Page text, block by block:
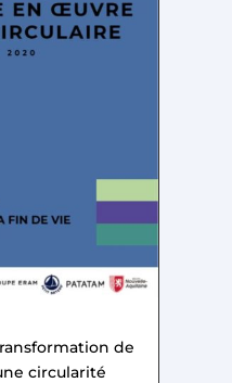
de
circularité